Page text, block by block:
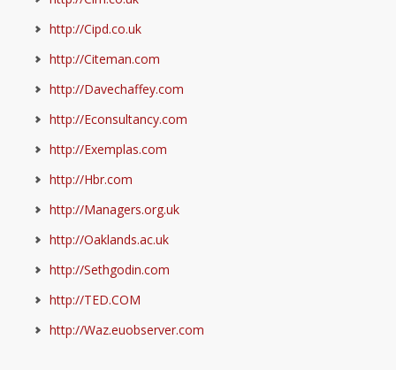
http://Cipd.co.uk
http://Citeman.com
http://Davechaffey.com
http://Econsultancy.com
http://Exemplas.com
http://Hbr.com
http://Managers.org.uk
http://Oaklands.ac.uk
http://Sethgodin.com
http://TED.COM
http://Waz.euobserver.com